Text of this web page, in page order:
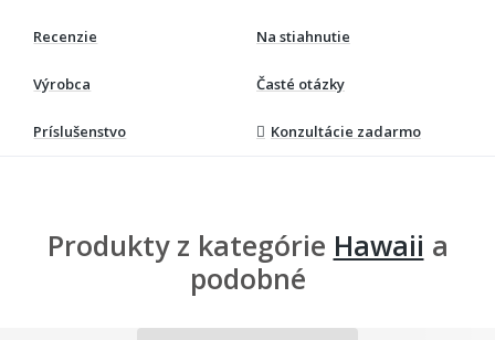
Recenzie Na stiahnutie
Výrobca Časté otázky
Príslušenstvo Konzultácie zadarmo
Produkty z kategórie Hawaii a
podobné